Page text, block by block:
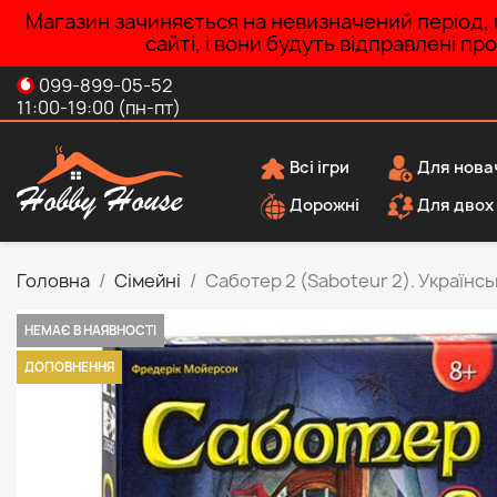
Магазин зачиняється на невизначений
сайті, і вони будуть відправлені
099-899-05-52
11:00-19:00 (пн-пт)
Всі ігри
Для
Дорожні
Для двох
Головна Сімейні Саботер 2 (Saboteur 2).
НЕМАЄ В НАЯВНОСТІ
ДОПОВНЕННЯ